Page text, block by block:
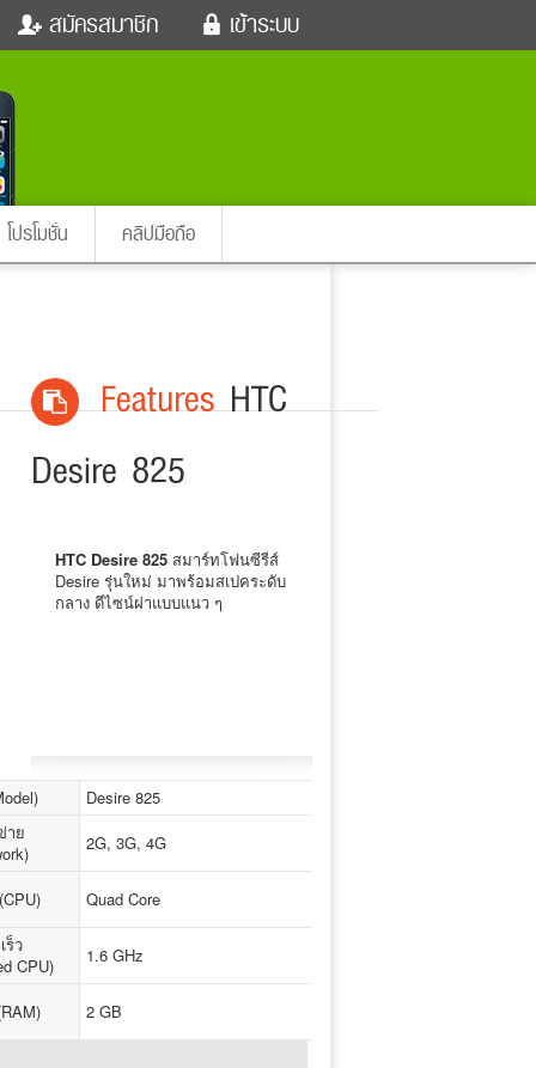
เข้าระบบ
สมัครสมาชิก
ตรวจหวย
instagram ดารา
อินสตาแกรม
Email
เข้าระบบด้วย Facebook
โปรโมชั่น คลิปมือถือ
FeaturesHTC
Desire 825
HTC Desire 825 สมาร์ทโฟนซีรีส์
Desire รุ่นใหม่ มาพร้อมสเปคระดับ
กลาง ดีไซน์ฝาแบบแนว ๆ
Desire 825
าย
2G, 3G, 4G
Quad Core
ร็ว
CPU)
1.6 GHz
2 GB